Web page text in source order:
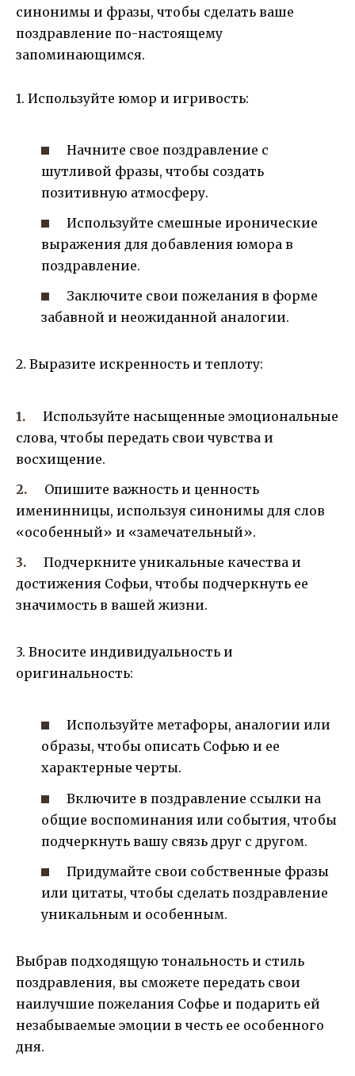
синонимы и фразы, чтобы сделать ваше
поздравление по-настоящему
запоминающимся.
1. Используйте юмор и игривость:
Начните свое поздравление с
шутливой фразы, чтобы создать
позитивную атмосферу.
Используйте смешные иронические
выражения для добавления юмора в
поздравление.
Заключите свои пожелания в форме
забавной и неожиданной аналогии.
2. Выразите искренность и теплоту:
Используйте насыщенные эмоциональные
слова, чтобы передать свои чувства и
восхищение.
Опишите важность и ценность
именинницы, используя синонимы для слов
«особенный» и «замечательный».
Подчеркните уникальные качества и
достижения Софьи, чтобы подчеркнуть ее
значимость в вашей жизни.
3. Вносите индивидуальность и
оригинальность:
Используйте метафоры, аналогии или
образы, чтобы описать Софью и ее
характерные черты.
Включите в поздравление ссылки на
общие воспоминания или события, чтобы
подчеркнуть вашу связь друг с другом.
Придумайте свои собственные фразы
или цитаты, чтобы сделать поздравление
уникальным и особенным.
Выбрав подходящую тональность и стиль
поздравления, вы сможете передать свои
наилучшие пожелания Софье и подарить ей
незабываемые эмоции в честь ее особенного
дня.